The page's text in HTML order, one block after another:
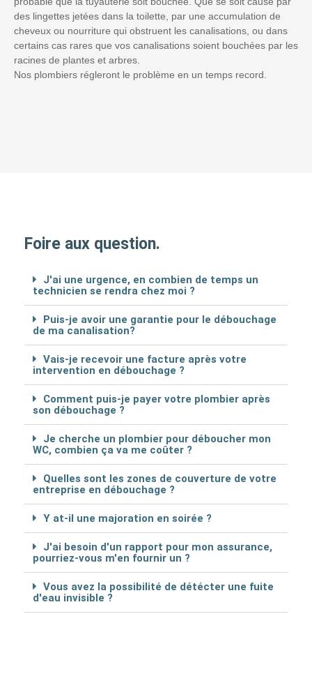
des lingettes jetées dans la toilette, par une accumulation de
cheveux ou nourriture qui obstruent les canalisations, ou dans
certains cas rares que vos canalisations soient bouchées par les
racines de plantes et arbres.
Nos plombiers régleront le problème en un temps record.
Foire aux question.
J'ai une urgence, en combien de temps un
technicien se rendra chez moi ?
Puis-je avoir une garantie pour le débouchage
de ma canalisation?
Vais-je recevoir une facture après votre
intervention en débouchage ?
Comment puis-je payer votre plombier après
son débouchage ?
Je cherche un plombier pour déboucher mon
WC, combien ça va me coûter ?
Quelles sont les zones de couverture de votre
entreprise en débouchage ?
Y at-il une majoration en soirée ?
J'ai besoin d'un rapport pour mon assurance,
pourriez-vous m'en fournir un ?
Vous avez la possibilité de détécter une fuite
d'eau invisible ?